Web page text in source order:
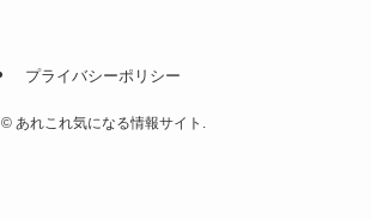
プライバシーポリシー
©あれこれ気になる情報サイト.